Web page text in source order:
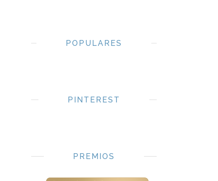
POPULARES
PINTEREST
PREMIOS